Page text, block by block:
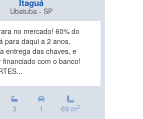
Itaguá
Ubatuba - SP
no mercado! 60% do
para daqui a 2 anos,
entrega das chaves, e
financiado com o banco!
3 1 69 m2